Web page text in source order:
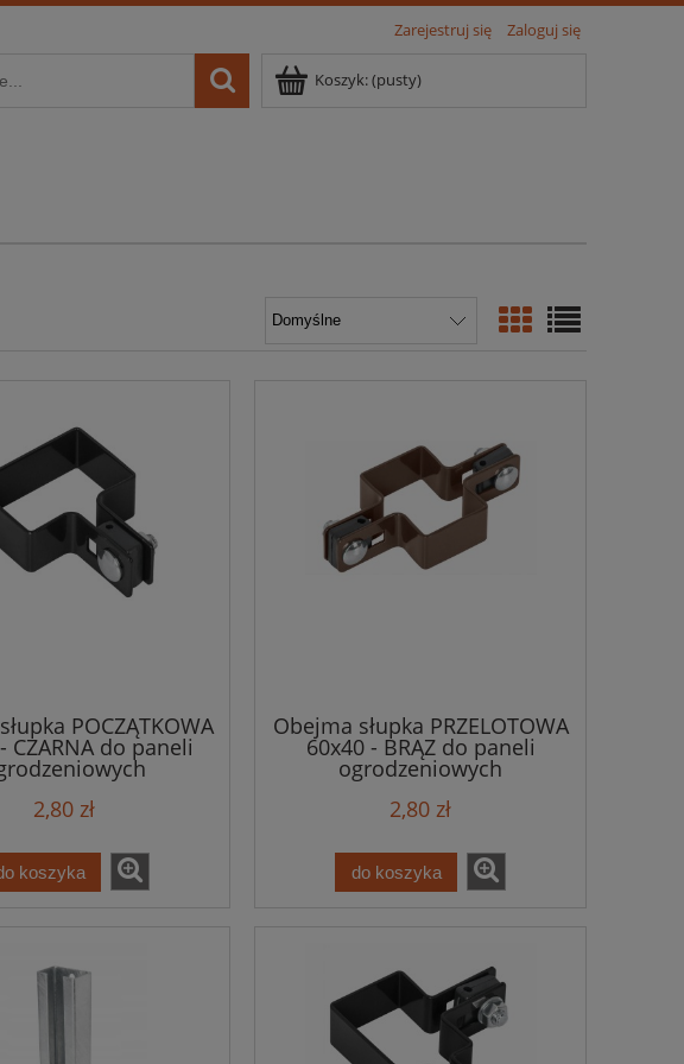
Zarejestruj się Zaloguj się
Koszyk:(pusty)
POCZĄTKOWA
CZARNA do paneli
2,80 zł
koszyka
Obejma słupka PRZELOTOWA
60x40 - BRĄZ do paneli
ogrodzeniowych
2,80 zł
do koszyka